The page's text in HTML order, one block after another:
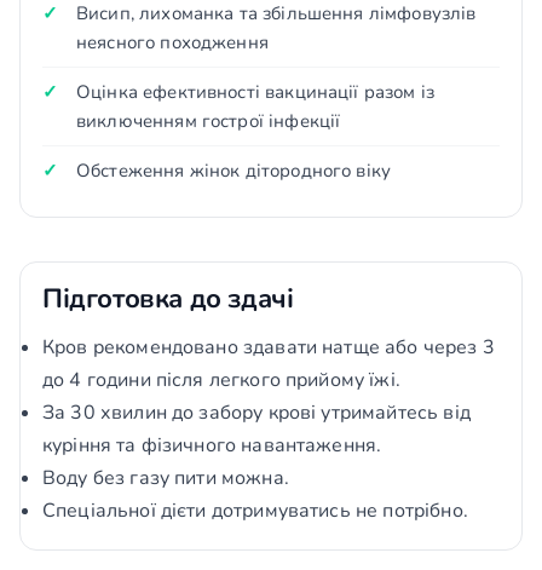
Висип, лихоманка та збільшення лімфовузлів
неясного походження
Оцінка ефективності вакцинації разом із
виключенням гострої інфекції
Обстеження жінок дітородного віку
Підготовка до здачі
Кров рекомендовано здавати натще або через 3
до 4 години після легкого прийому їжі.
За 30 хвилин до забору крові утримайтесь від
куріння та фізичного навантаження.
Воду без газу пити можна.
Спеціальної дієти дотримуватись не потрібно.